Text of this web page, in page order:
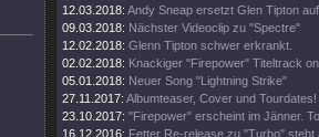
12.03.2018: Andy Sneap ersetzt Glen Tipton
09.03.2018: Nächster Videoclip zu "Spectre"
12.02.2018: Glenn Tipton schwer erkrankt.
02.02.2018: Knackiger "Firepower" Titeltrack
05.01.2018: Neuer Song "Lightning Strike"
27.11.2017: Albumteaser, Cover und Tourdates!
23.10.2017: "Firepower" erscheint im Jänner.
16.12.2016: Fetter Re-release zu "Turbo" steht